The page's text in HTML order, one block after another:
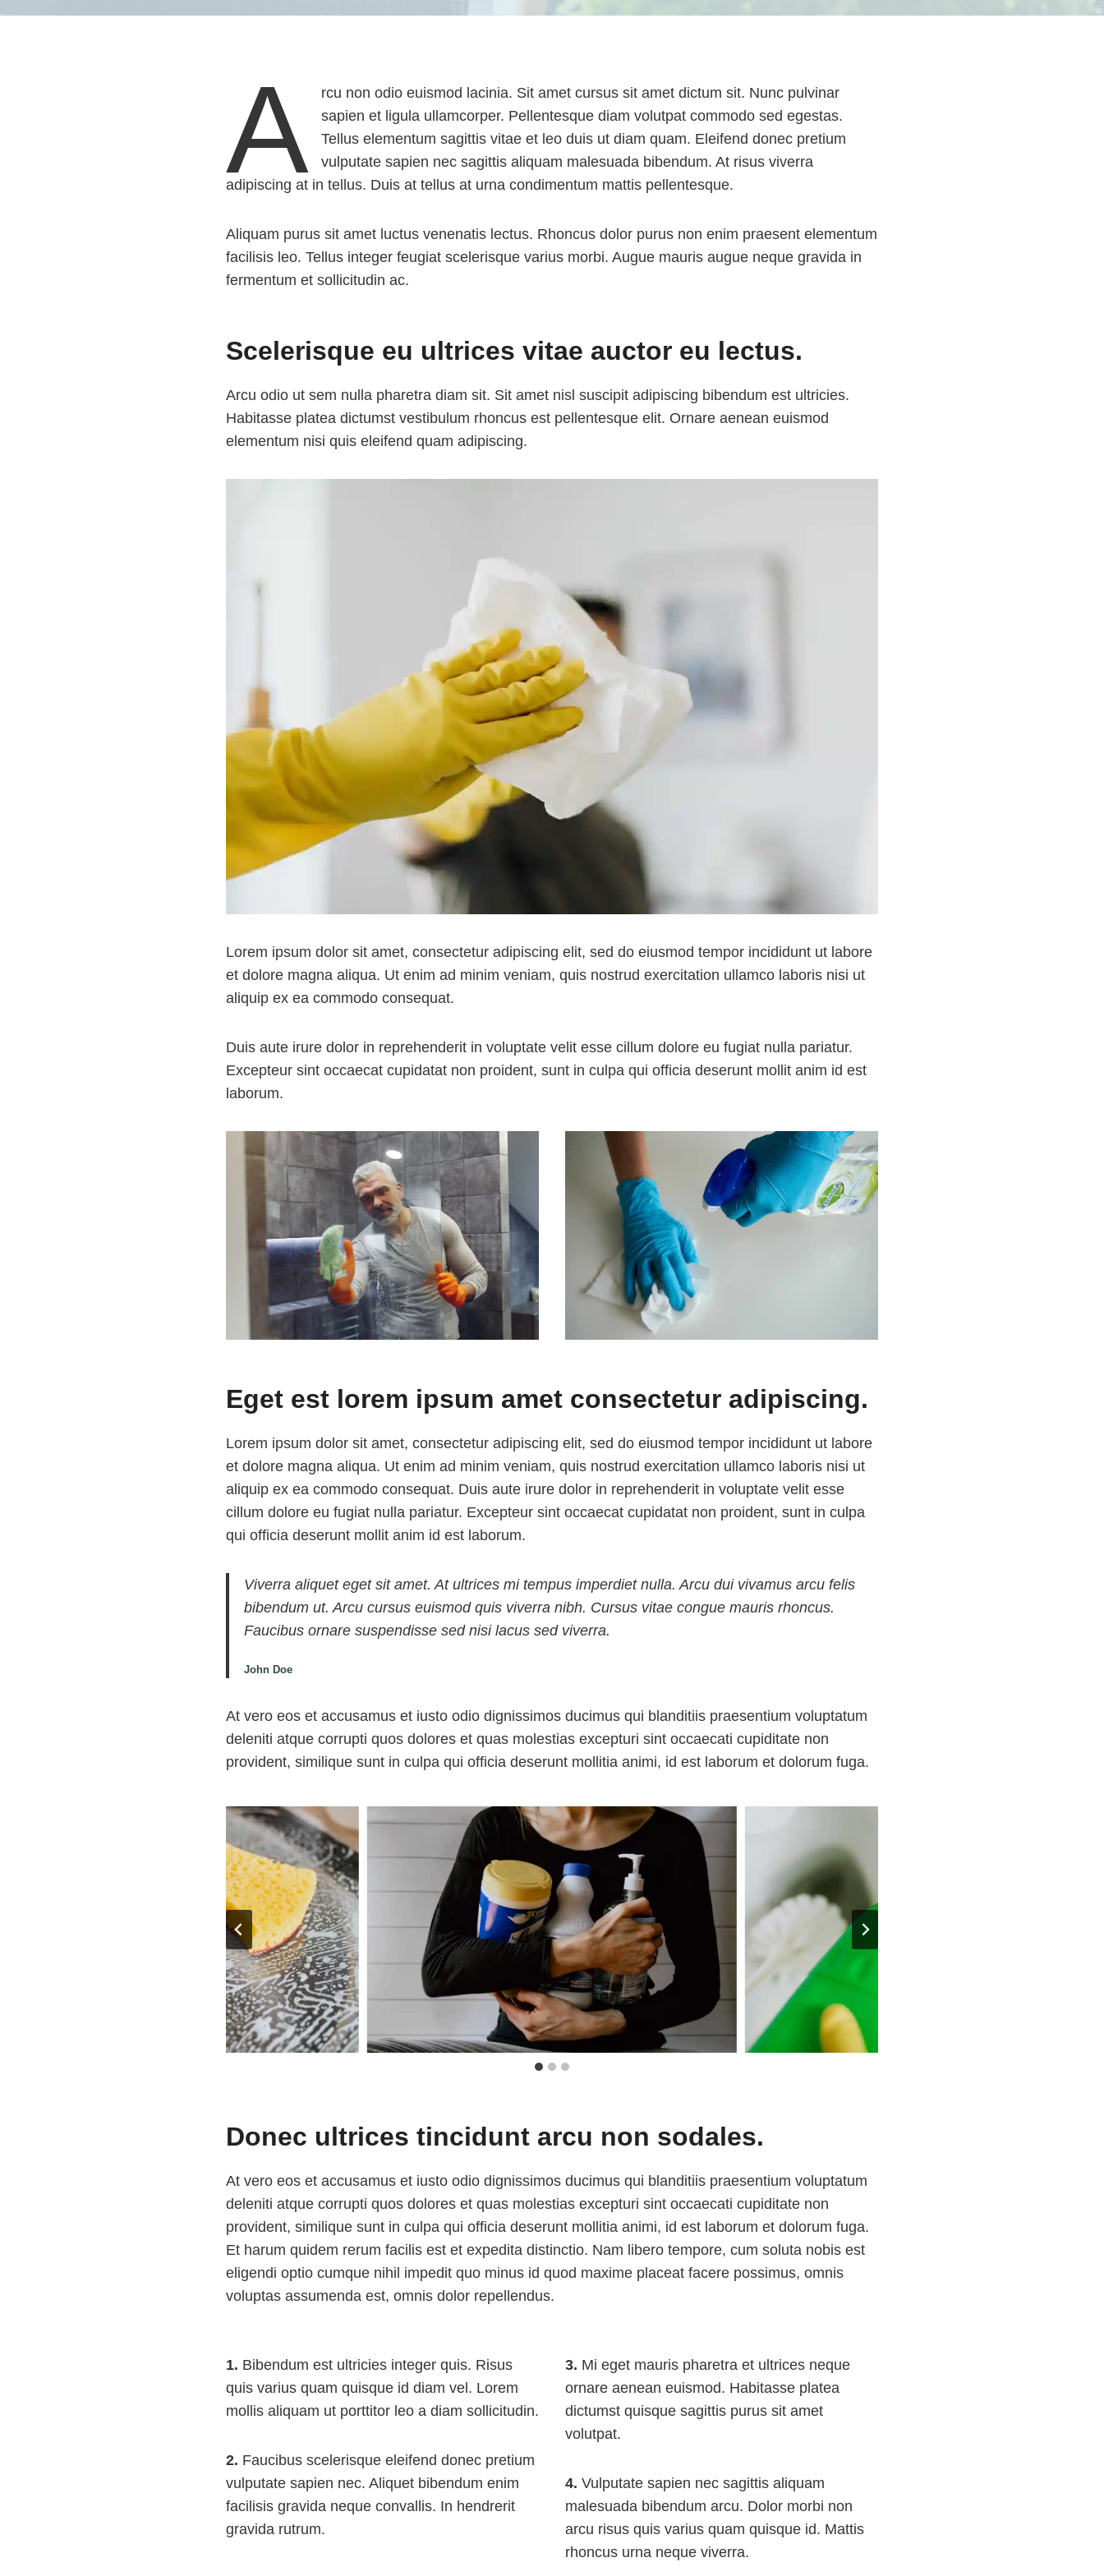
A
rcu non odio euismod lacinia. Sit amet cursus sit amet dictum sit. Nunc pulvinar
sapien et ligula ullamcorper. Pellentesque diam volutpat commodo sed egestas.
Tellus elementum sagittis vitae et leo duis ut diam quam. Eleifend donec pretium
vulputate sapien nec sagittis aliquam malesuada bibendum. At risus viverra
adipiscing at in tellus. Duis at tellus at urna condimentum mattis pellentesque.
Aliquam purus sit amet luctus venenatis lectus. Rhoncus dolor purus non enim praesent elementum
facilisis leo. Tellus integer feugiat scelerisque varius morbi. Augue mauris augue neque gravida in
fermentum et sollicitudin ac.
Scelerisque eu ultrices vitae auctor eu lectus.
Arcu odio ut sem nulla pharetra diam sit. Sit amet nisl suscipit adipiscing bibendum est ultricies.
Habitasse platea dictumst vestibulum rhoncus est pellentesque elit. Ornare aenean euismod
elementum nisi quis eleifend quam adipiscing.
Lorem ipsum dolor sit amet, consectetur adipiscing elit, sed do eiusmod tempor incididunt ut labore
et dolore magna aliqua. Ut enim ad minim veniam, quis nostrud exercitation ullamco laboris nisi ut
aliquip ex ea commodo consequat.
Duis aute irure dolor in reprehenderit in voluptate velit esse cillum dolore eu fugiat nulla pariatur.
Excepteur sint occaecat cupidatat non proident, sunt in culpa qui officia deserunt mollit anim id est
laborum.
Eget est lorem ipsum amet consectetur adipiscing.
Lorem ipsum dolor sit amet, consectetur adipiscing elit, sed do eiusmod tempor incididunt ut labore
et dolore magna aliqua. Ut enim ad minim veniam, quis nostrud exercitation ullamco laboris nisi ut
aliquip ex ea commodo consequat. Duis aute irure dolor in reprehenderit in voluptate velit esse
cillum dolore eu fugiat nulla pariatur. Excepteur sint occaecat cupidatat non proident, sunt in culpa
qui officia deserunt mollit anim id est laborum.
Viverra aliquet eget sit amet. At ultrices mi tempus imperdiet nulla. Arcu dui vivamus arcu felis
bibendum ut. Arcu cursus euismod quis viverra nibh. Cursus vitae congue mauris rhoncus.
Faucibus ornare suspendisse sed nisi lacus sed viverra.
John Doe
At vero eos et accusamus et iusto odio dignissimos ducimus qui blanditiis praesentium voluptatum
deleniti atque corrupti quos dolores et quas molestias excepturi sint occaecati cupiditate non
provident, similique sunt in culpa qui officia deserunt mollitia animi, id est laborum et dolorum fuga.
Donec ultrices tincidunt arcu non sodales.
At vero eos et accusamus et iusto odio dignissimos ducimus qui blanditiis praesentium voluptatum
deleniti atque corrupti quos dolores et quas molestias excepturi sint occaecati cupiditate non
provident, similique sunt in culpa qui officia deserunt mollitia animi, id est laborum et dolorum fuga.
Et harum quidem rerum facilis est et expedita distinctio. Nam libero tempore, cum soluta nobis est
eligendi optio cumque nihil impedit quo minus id quod maxime placeat facere possimus, omnis
voluptas assumenda est, omnis dolor repellendus.
1. Bibendum est ultricies integer quis. Risus
quis varius quam quisque id diam vel. Lorem
mollis aliquam ut porttitor leo a diam sollicitudin.
2. Faucibus scelerisque eleifend donec pretium
vulputate sapien nec. Aliquet bibendum enim
facilisis gravida neque convallis. In hendrerit
gravida rutrum.
3. Mi eget mauris pharetra et ultrices neque
ornare aenean euismod. Habitasse platea
dictumst quisque sagittis purus sit amet
volutpat.
4. Vulputate sapien nec sagittis aliquam
malesuada bibendum arcu. Dolor morbi non
arcu risus quis varius quam quisque id. Mattis
rhoncus urna neque viverra.